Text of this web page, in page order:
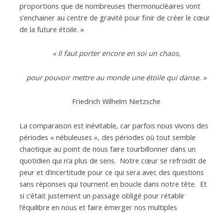
proportions que de nombreuses thermonucléaires vont
s’enchainer au centre de gravité pour finir de créer le cœur
de la future étoile. »
« Il faut porter encore en soi un chaos,
pour pouvoir mettre au monde une étoile qui danse. »
Friedrich Wilhelm Nietzsche
La comparaison est inévitable, car parfois nous vivons des
périodes « nébuleuses », des périodes où tout semble
chaotique au point de nous faire tourbillonner dans un
quotidien qui n’a plus de sens. Notre cœur se refroidit de
peur et d’incertitude pour ce qui sera avec des questions
sans réponses qui tournent en boucle dans notre tête. Et
si c’était justement un passage obligé pour rétablir
l’équilibre en nous et faire émerger nos multiples